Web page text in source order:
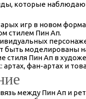
которые
игр в новом
стилем Пин Ап.
быть моделированы
стиля Пин Ап в
артах, фан-артах и
между Пин Ап и